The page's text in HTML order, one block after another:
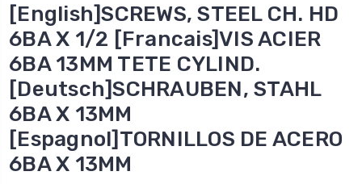
[English]SCREWS, STEEL CH. HD
6BA X 1/2 [Francais]VIS ACIER
6BA 13MM TETE CYLIND.
[Deutsch]SCHRAUBEN, STAHL
6BA X 13MM
[Espagnol]TORNILLOS DE ACERO
6BA X 13MM